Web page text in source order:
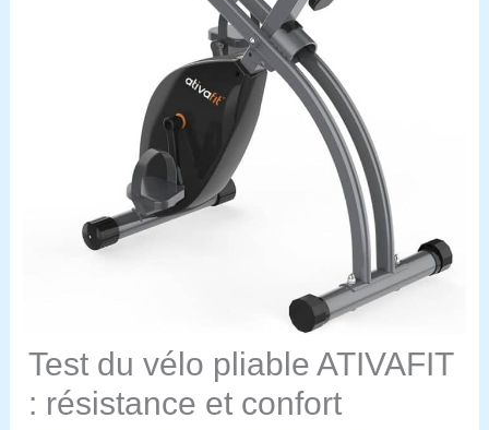
Test du vélo pliable ATIVAFIT
: résistance et confort